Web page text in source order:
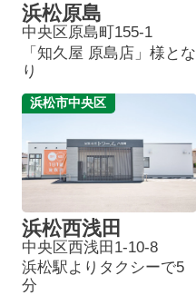
浜松原島
中央区原島町155-1
「知久屋 原島店」様とな
り
浜松市中央区
浜松西浅田
中央区西浅田1-10-8
浜松駅よりタクシーで5
分